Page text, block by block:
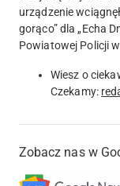
urządzenie
gorąco” dla „Echa
Powiatowej Policji
Wiesz o
Czekamy:
Zobacz nas w